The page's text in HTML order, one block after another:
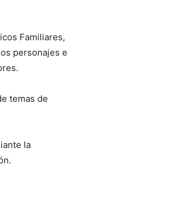
Familiares,
personajes e
temas de
la